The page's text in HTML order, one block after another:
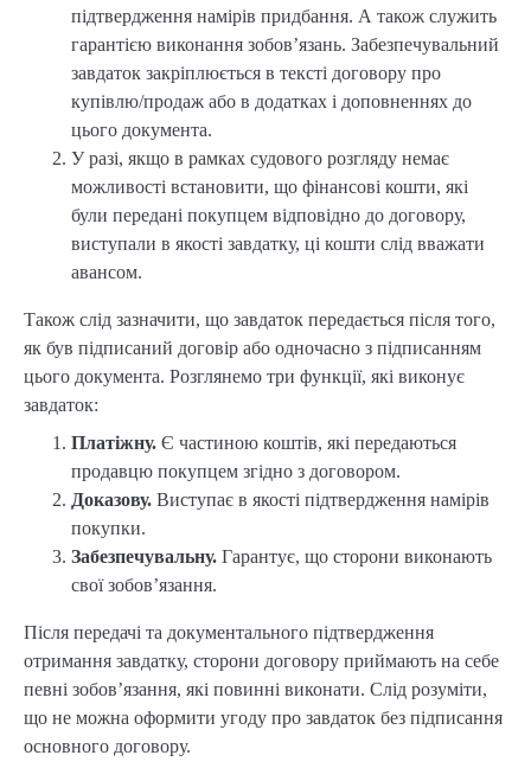
підтвердження намірів придбання. А також служить
гарантією виконання зобов’язань. Забезпечувальний
завдаток закріплюється в тексті договору про
купівлю/продаж або в додатках і доповненнях до
цього документа.
У разі, якщо в рамках судового розгляду немає
можливості встановити, що фінансові кошти, які
були передані покупцем відповідно до договору,
виступали в якості завдатку, ці кошти слід вважати
авансом.
Також слід зазначити, що завдаток передається після того,
як був підписаний договір або одночасно з підписанням
цього документа. Розглянемо три функції, які виконує
завдаток:
Платіжну. Є частиною коштів, які передаються
продавцю покупцем згідно з договором.
Доказову. Виступає в якості підтвердження намірів
покупки.
Забезпечувальну. Гарантує, що сторони виконають
свої зобов’язання.
Після передачі та документального підтвердження
отримання завдатку, сторони договору приймають на себе
певні зобов’язання, які повинні виконати. Слід розуміти,
що не можна оформити угоду про завдаток без підписання
основного договору.